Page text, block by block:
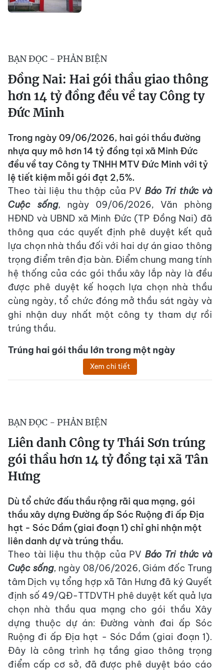
BẠN ĐỌC - PHẢN BIỆN
Đồng Nai: Hai gói thầu giao thông
hơn 14 tỷ đồng đều về tay Công ty
Đức Minh
Trong ngày 09/06/2026, hai gói thầu đường
nhựa quy mô hơn 14 tỷ đồng tại xã Minh Đức
đều về tay Công ty TNHH MTV Đức Minh với tỷ
lệ tiết kiệm mỗi gói đạt 2,5%.
Theo tài liệu thu thập của PV Báo Tri thức và
Cuộc sống, ngày 09/06/2026, Văn phòng
HĐND và UBND xã Minh Đức (TP Đồng Nai) đã
thông qua các quyết định phê duyệt kết quả
lựa chọn nhà thầu đối với hai dự án giao thông
trọng điểm trên địa bàn. Điểm chung mang tính
hệ thống của các gói thầu xây lắp này là đều
được phê duyệt kế hoạch lựa chọn nhà thầu
cùng ngày, tổ chức đóng mở thầu sát ngày và
ghi nhận duy nhất một công ty tham dự rồi
trúng thầu.
Trúng hai gói thầu lớn trong một ngày
Xem chi tiết
BẠN ĐỌC - PHẢN BIỆN
Liên danh Công ty Thái Sơn trúng
gói thầu hơn 14 tỷ đồng tại xã Tân
Hưng
Dù tổ chức đấu thầu rộng rãi qua mạng, gói
thầu xây dựng Đường ấp Sóc Ruộng đi ấp Địa
hạt - Sóc Dầm (giai đoạn 1) chỉ ghi nhận một
liên danh dự và trúng thầu.
Theo tài liệu thu thập của PV Báo Tri thức và
Cuộc sống, ngày 08/06/2026, Giám đốc Trung
tâm Dịch vụ tổng hợp xã Tân Hưng đã ký Quyết
định số 49/QĐ-TTDVTH phê duyệt kết quả lựa
chọn nhà thầu qua mạng cho gói thầu Xây
dựng thuộc dự án: Đường vành đai ấp Sóc
Ruộng đi ấp Địa hạt - Sóc Dầm (giai đoạn 1).
Đây là công trình hạ tầng giao thông trọng
điểm cấp cơ sở, đã được phê duyệt báo cáo